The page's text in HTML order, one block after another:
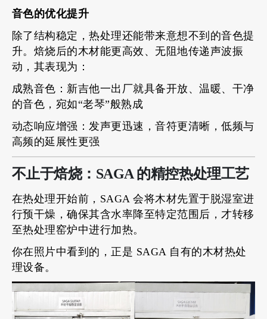
音色的优化提升
除了结构稳定，热处理还能带来意想不到的音色提
升。焙烧后的木材能更高效、无阻地传递声波振
动，其表现为：
成熟音色：新吉他一出厂就具备开放、温暖、干净
的音色，宛如“老琴”般熟成
动态响应增强：发声更迅速，音符更清晰，低频与
高频的延展性更强
不止于焙烧：SAGA 的精控热处理工艺
在热处理开始前，SAGA 会将木材先置于脱湿室进
行预干燥，确保其含水率降至特定范围后，才转移
至热处理窑炉中进行加热。
你在照片中看到的，正是 SAGA 自有的木材热处
理设备。